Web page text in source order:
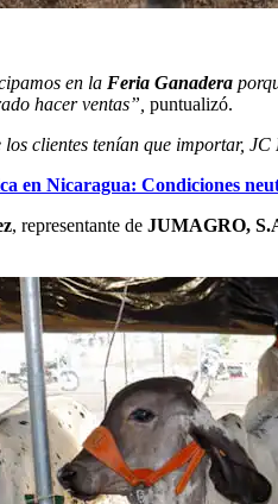
en la Feria Ganadera
hacer ventas”, puntualizó.
los clientes tenían que importar,
en Nicaragua: Condiciones
, representante de JUMAGRO,